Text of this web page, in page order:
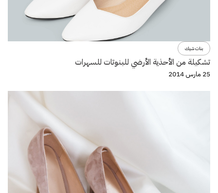
بنات شيك
تشكيلة من الأحذية الأرضي للبنوتات للسهرات
25 مارس 2014